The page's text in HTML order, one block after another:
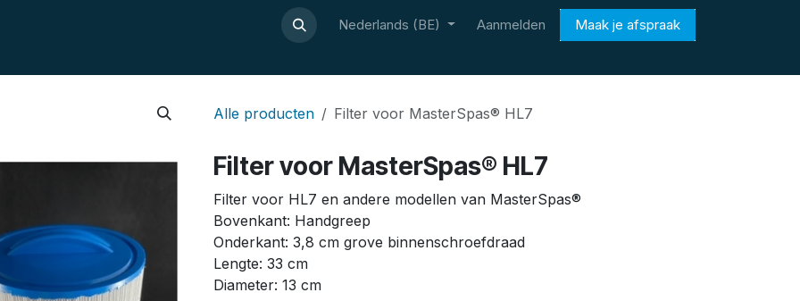
Contact Nederlands (BE) Aanmelden Maak je afspraak
Alle producten Filter voor MasterSpas® HL7
Filter voor MasterSpas® HL7
Filter voor HL7 en andere modellen van MasterSpas®
Bovenkant: Handgreep
Onderkant: 3,8 cm grove binnenschroefdraad
Lengte: 33 cm
Diameter: 13 cm